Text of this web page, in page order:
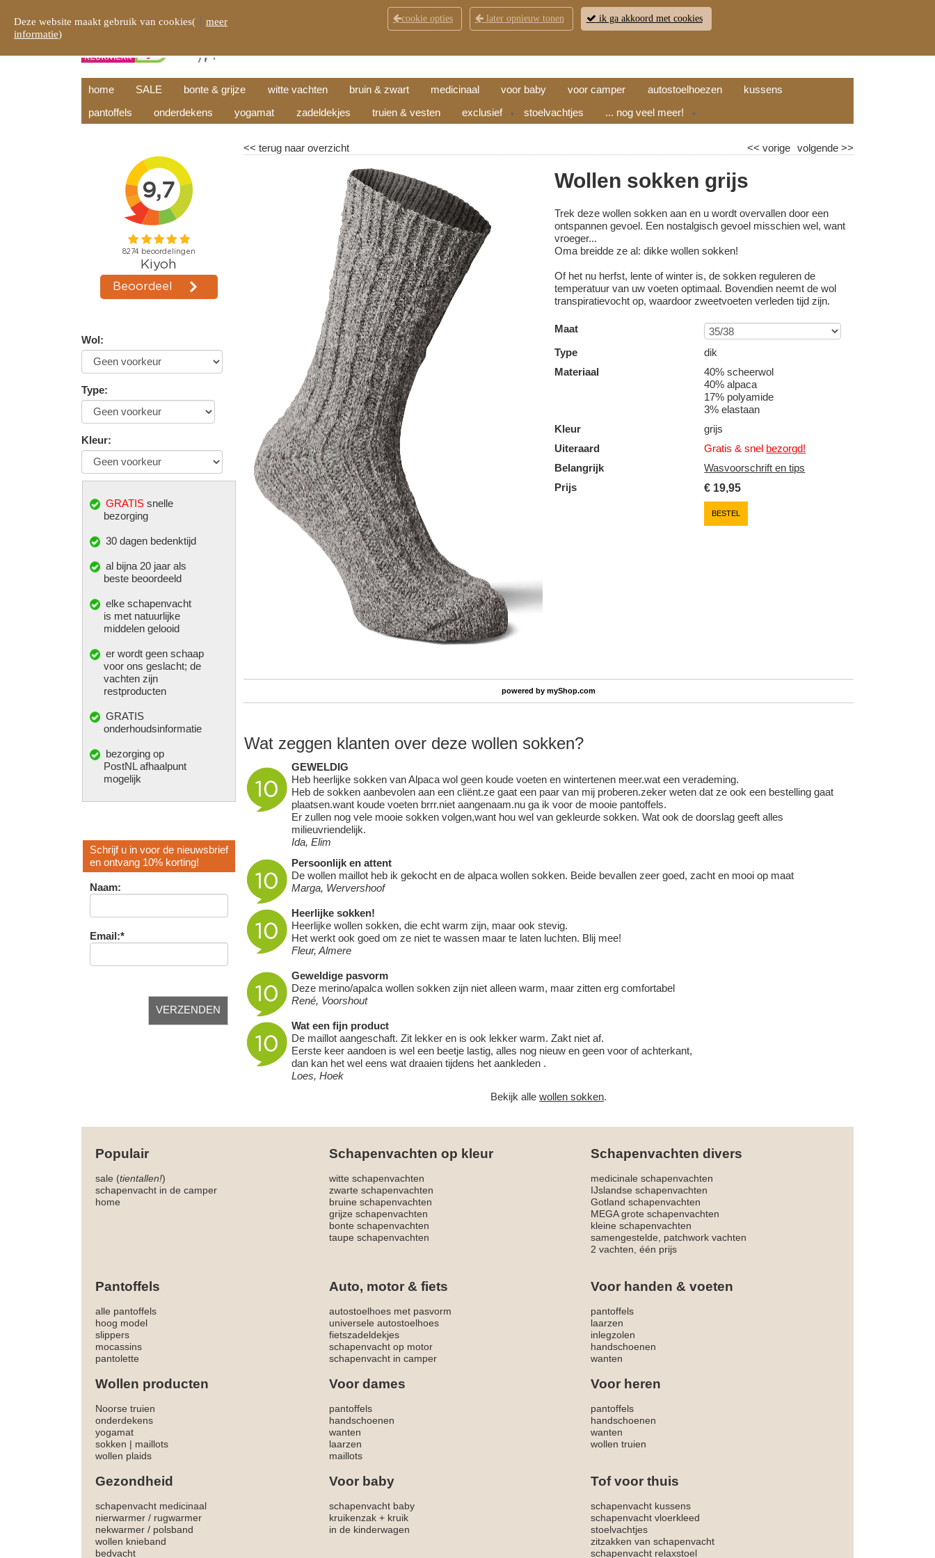
KLANTENSERVICE CONTACT OPENINGSTIJDEN RETOUR WINKELWAGEN (
home SALE bonte & grijze witte vachten bruin & zwart medicinaal voor baby voor camper autostoelhoezen
kussens
pantoffels
onderdekens yogamat zadeldekjes truien & vesten exclusief ▼ stoelvachtjes ... nog veel meer! ▼
Wol:
Type:
Kleur:
GRATIS snelle
bezorging
30 dagen bedenktijd
al bijna 20 jaar als
beste beoordeeld
elke schapenvacht
is met natuurlijke
middelen gelooid
er wordt geen schaap
voor ons geslacht; de
vachten zijn
restproducten
GRATIS
onderhoudsinformatie
bezorging op
PostNL afhaalpunt
mogelijk
Schrijf u in voor de nieuwsbrief
en ontvang 10% korting!
Naam:
Email:*
<<terug naar overzicht volgende>>
<< vorige
Wollen sokken grijs
Trek deze wollen sokken aan en u wordt overvallen door een
ontspannen gevoel. Een nostalgisch gevoel misschien wel, want
vroeger...
Oma breidde ze al: dikke wollen sokken!
Of het nu herfst, lente of winter is, de sokken reguleren de
temperatuur van uw voeten optimaal. Bovendien neemt de wol
transpiratievocht op, waardoor zweetvoeten verleden tijd zijn.
Maat
Type
dik
Materiaal
40% scheerwol
40% alpaca
17% polyamide
3% elastaan
Kleur
grijs
Uiteraard
Gratis & snel bezorgd!
Belangrijk
Wasvoorschrift en tips
Prijs
€ 19,95
BESTEL
powered bymyShop.com
Wat zeggen klanten over deze wollen sokken?
GEWELDIG
Heb heerlijke sokken van Alpaca wol geen koude voeten en wintertenen meer.wat een verademing.
Heb de sokken aanbevolen aan een cliënt.ze gaat een paar van mij proberen.zeker weten dat ze ook een bestelling gaat
plaatsen.want koude voeten brrr.niet aangenaam.nu ga ik voor de mooie pantoffels.
Er zullen nog vele mooie sokken volgen,want hou wel van gekleurde sokken. Wat ook de doorslag geeft alles
milieuvriendelijk.
Ida, Elim
Persoonlijk en attent
De wollen maillot heb ik gekocht en de alpaca wollen sokken. Beide bevallen zeer goed, zacht en mooi op maat
Marga, Wervershoof
Heerlijke sokken!
Heerlijke wollen sokken, die echt warm zijn, maar ook stevig.
Het werkt ook goed om ze niet te wassen maar te laten luchten. Blij mee!
Fleur, Almere
Geweldige pasvorm
Deze merino/apalca wollen sokken zijn niet alleen warm, maar zitten erg comfortabel
René, Voorshout
Wat een fijn product
De maillot aangeschaft. Zit lekker en is ook lekker warm. Zakt niet af.
Eerste keer aandoen is wel een beetje lastig, alles nog nieuw en geen voor of achterkant,
dan kan het wel eens wat draaien tijdens het aankleden .
Loes, Hoek
Bekijk allewollen sokken.
Populair Schapenvachten op kleur Schapenvachten divers
sale (tientallen!) witte schapenvachten
medicinale schapenvachten
schapenvacht in de camper
zwarte schapenvachten
IJslandse schapenvachten
home
bruine schapenvachten
Gotland schapenvachten
grijze schapenvachten
MEGA grote schapenvachten
bonte schapenvachten
kleine schapenvachten
taupe schapenvachten
samengestelde, patchwork vachten
2 vachten, één prijs
Pantoffels Auto, motor & fiets Voor handen & voeten
alle pantoffels autostoelhoes met pasvorm
pantoffels
hoog model
universele autostoelhoes
laarzen
slippers
fietszadeldekjes
inlegzolen
mocassins
schapenvacht op motor
handschoenen
pantolette
schapenvacht in camper wanten
Wollen producten Voor dames Voor heren
Noorse truien pantoffels
pantoffels
onderdekens
handschoenen
handschoenen
yogamat
wanten
wanten
sokken | maillots laarzen
wollen truien
wollen plaids
maillots
Gezondheid Voor baby Tof voor thuis
schapenvacht medicinaal schapenvacht baby
schapenvacht kussens
nierwarmer / rugwarmer kruikenzak + kruik
schapenvacht vloerkleed
nekwarmer / polsband in de kinderwagen
stoelvachtjes
wollen knieband
zitzakken van schapenvacht
bedvacht
schapenvacht relaxstoel
Deze website maakt gebruik van cookies(
meer
informatie)
cookie opties later opnieuw tonen ik ga akkoord met cookies